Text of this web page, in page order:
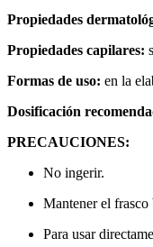
Propiedades
Propiedades capilares:
Formas de uso: en la
Dosificación
PRECAUCIONES:
No ingerir.
Mantener el frasco
Para usar